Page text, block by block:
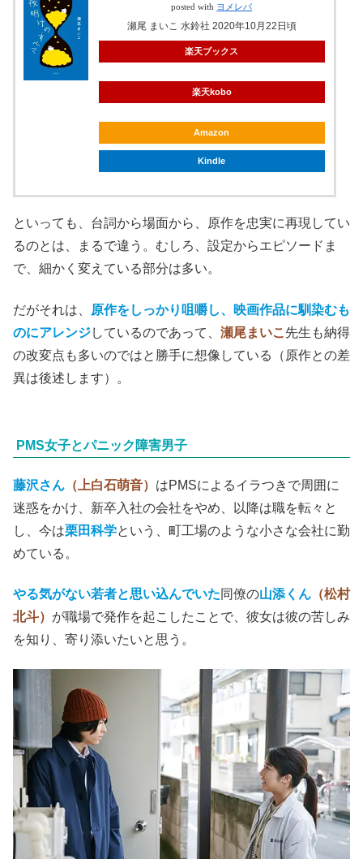
posted with ヨメレバ
瀬尾 まいこ 水鈴社 2020年10月22日頃
楽天ブックス
楽天kobo
Amazon
Kindle
といっても、台詞から場面から、原作を忠実に再現してい
るのとは、まるで違う。むしろ、設定からエピソードま
で、細かく変えている部分は多い。
だがそれは、
原作をしっかり咀嚼し、映画作品に馴染むも
のにアレンジしているのであって、 瀬尾まいこ 先生も納得
の改変点も多いのではと勝手に想像している（原作との差
異は後述します）。
PMS女子とパニック障害男子
藤沢さん （上白石萌音） はPMSによるイラつきで周囲に
迷惑をかけ、新卒入社の会社をやめ、以降は職を転々と
し、今は栗田科学という、町工場のような小さな会社に勤
めている。
やる気がない若者と思い込んでいた同僚の山添くん （松村
北斗） が職場で発作を起こしたことで、彼女は彼の苦しみ
を知り、寄り添いたいと思う。